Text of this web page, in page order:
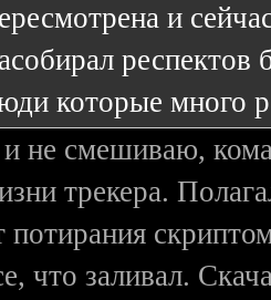
и
респектов
которые много
не смешиваю,
трекера.
потирания
что заливал.